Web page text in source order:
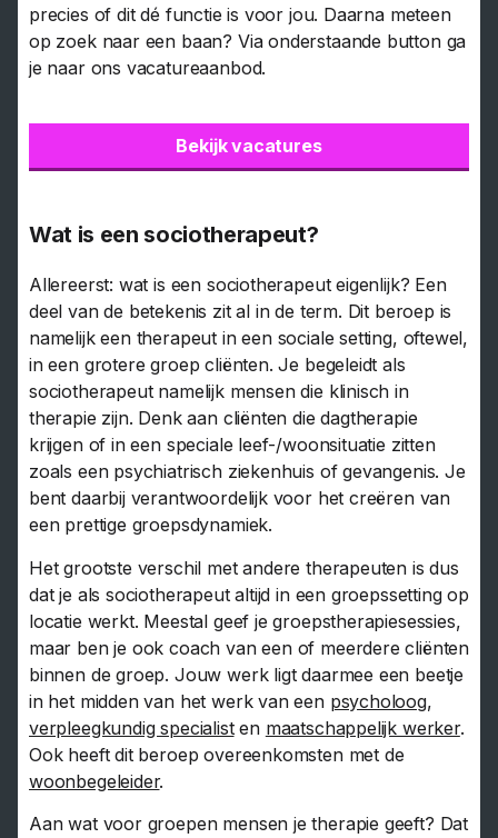
precies of dit dé functie is voor jou. Daarna meteen
op zoek naar een baan? Via onderstaande button ga
je naar ons vacatureaanbod.
Bekijk vacatures
Wat is een sociotherapeut?
Allereerst: wat is een sociotherapeut eigenlijk? Een
deel van de betekenis zit al in de term. Dit beroep is
namelijk een therapeut in een sociale setting, oftewel,
in een grotere groep cliënten. Je begeleidt als
sociotherapeut namelijk mensen die klinisch in
therapie zijn. Denk aan cliënten die dagtherapie
krijgen of in een speciale leef-/woonsituatie zitten
zoals een psychiatrisch ziekenhuis of gevangenis. Je
bent daarbij verantwoordelijk voor het creëren van
een prettige groepsdynamiek.
Het grootste verschil met andere therapeuten is dus
dat je als sociotherapeut altijd in een groepssetting op
locatie werkt. Meestal geef je groepstherapiesessies,
maar ben je ook coach van een of meerdere cliënten
binnen de groep. Jouw werk ligt daarmee een beetje
in het midden van het werk van een psycholoog,
verpleegkundig specialisten maatschappelijk werker.
Ook heeft dit beroep overeenkomsten met de
woonbegeleider.
Aan wat voor groepen mensen je therapie geeft? Dat